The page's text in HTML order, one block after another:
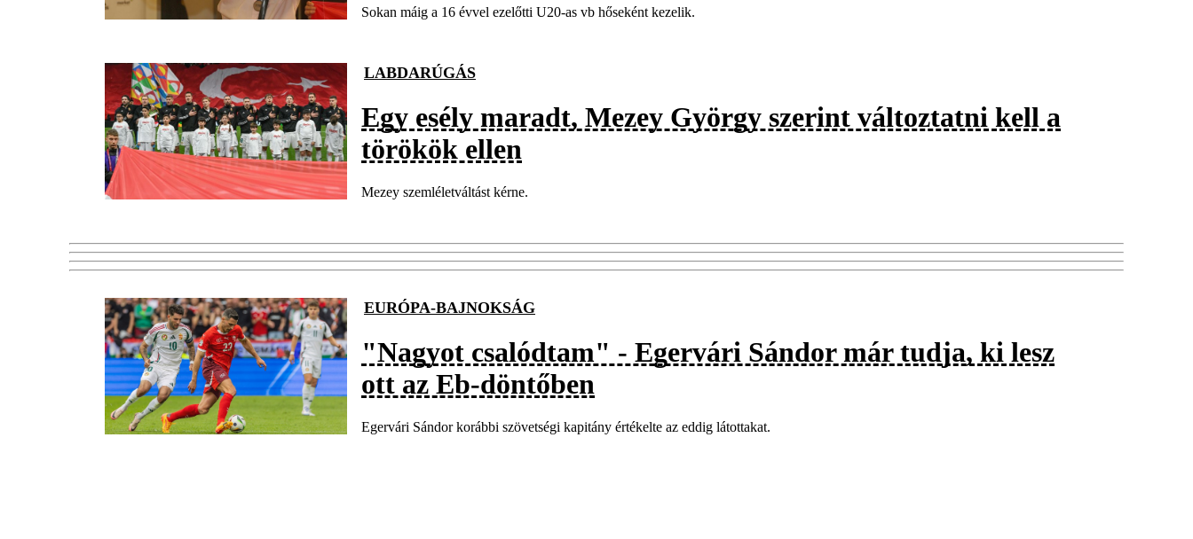
Sokan máig a 16 évvel ezelőtti U20-as vb hőseként kezelik.
LABDARÚGÁS
Egy esély maradt, Mezey György szerint változtatni kell a
törökök ellen
Mezey szemléletváltást kérne.
EURÓPA-BAJNOKSÁG
"Nagyot csalódtam" - Egervári Sándor már tudja, ki lesz
ott az Eb-döntőben
Egervári Sándor korábbi szövetségi kapitány értékelte az eddig látottakat.